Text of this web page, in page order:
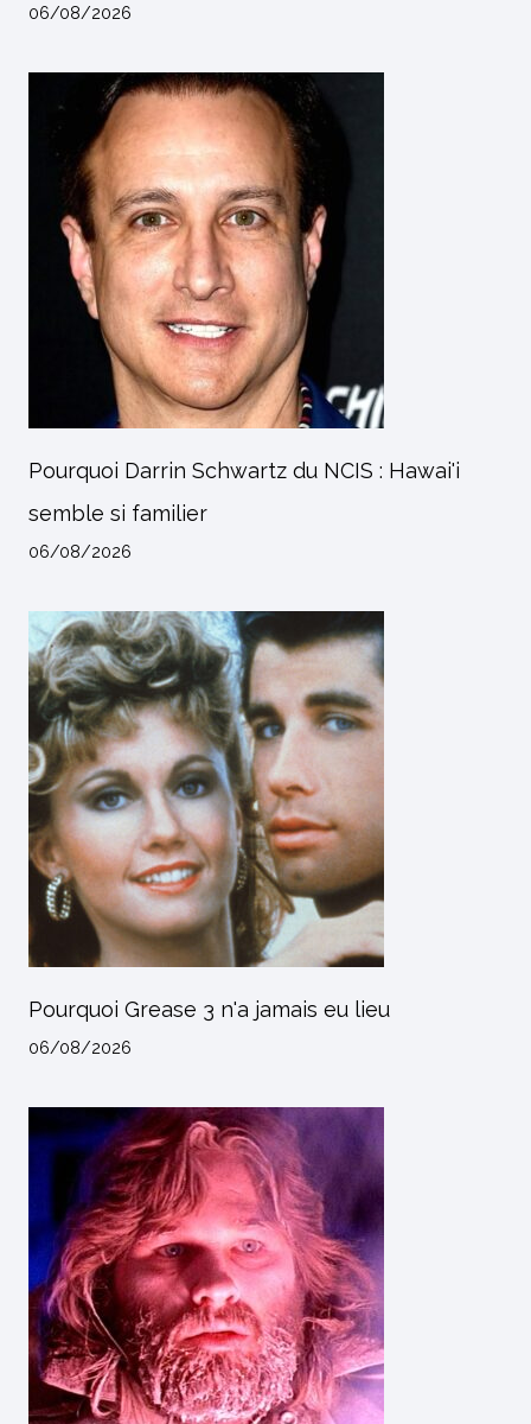
06/08/2026
Pourquoi Darrin Schwartz du NCIS : Hawai'i
semble si familier
06/08/2026
Pourquoi Grease 3 n'a jamais eu lieu
06/08/2026